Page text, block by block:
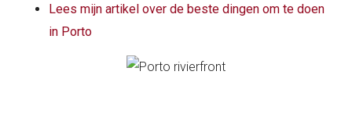
Lees mijn artikel over de beste dingen om te doen
in Porto